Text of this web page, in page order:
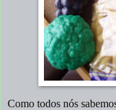
Como todos nós